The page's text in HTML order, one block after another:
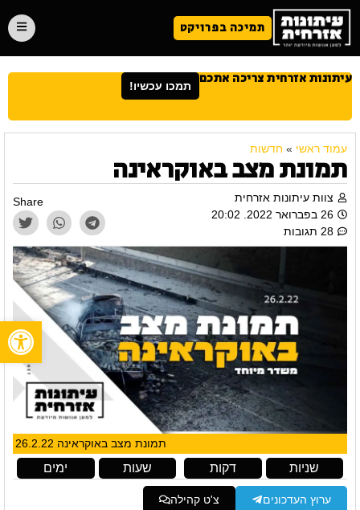
תמיכה בפרויקט
עיתונות אזרחית צריכה אתכם תמכו עכשיו!
עמוד ראשי » חדשות
תמונת מצב באוקראינה
צוות עיתונות אזרחית
26 בפברואר 2022. 20:02
28 תגובות
Share
תמונת מצב באוקראינה 26.2.22
ימים שעות דקות שניות
ערוץ העדכונים צ'ט קהילה